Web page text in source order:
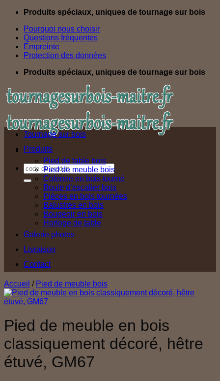
Passer
contenu
Produits spéciaux, uniques de tournage sur bois
Pourquoi nous choisir
Questions fréquentes
Empreinte
Protection des données
Produits spéciaux, uniques de tournage sur bois
Recherche
pour :
Tournage sur bois
Produits
Pied de table bois
Pied de meuble bois
Colonne en bois tourné
Boule d’escalier bois
Pièces en bois tournées
Balustres en bois
Bougeoir en bois
Horloge de table
Galerie photos
Livraison
Contact
Accueil / Pied de meuble bois
Pied de meuble en bois
classiquement décoré, hêtre
étuvé, GM67